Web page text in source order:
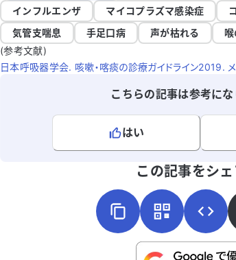
ると助かります。肺炎の可能性についても
確認したいです。どうかよろしくお願いい
たします。
インフルエンザ
マイコプラズマ感染症
気管支喘息
手足口病 声が枯れる
喉
(参考文献)
日本呼吸器学会. 咳嗽・喀痰の診療ガイドライン2019.
こちらの記事は参考にな
はい
この記事をシ